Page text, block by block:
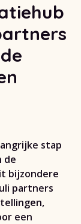
stap
de
bijzondere
partners
een